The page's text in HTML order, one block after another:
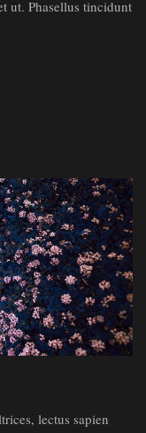
ut. Phasellus tincidunt
lectus sapien